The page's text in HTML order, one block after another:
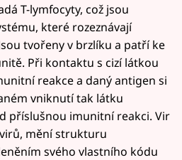
T-lymfocyty, což jsou
které rozeznávají
tvořeny v brzlíku a patří ke
Při kontaktu s cizí látkou
reakce a daný antigen si
vniknutí tak látku
příslušnou imunitní reakci. Vir
mění strukturu
svého vlastního kódu